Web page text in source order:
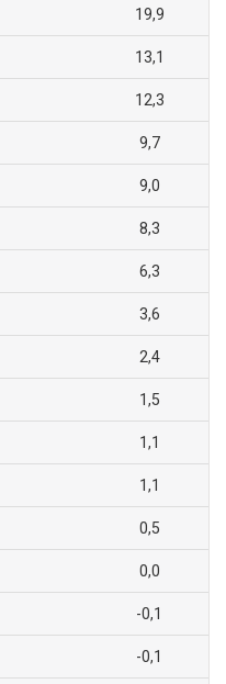
19,9
13,1
12,3
9,7
9,0
8,3
6,3
3,6
2,4
1,5
1,1
1,1
0,5
0,0
-0,1
-0,1